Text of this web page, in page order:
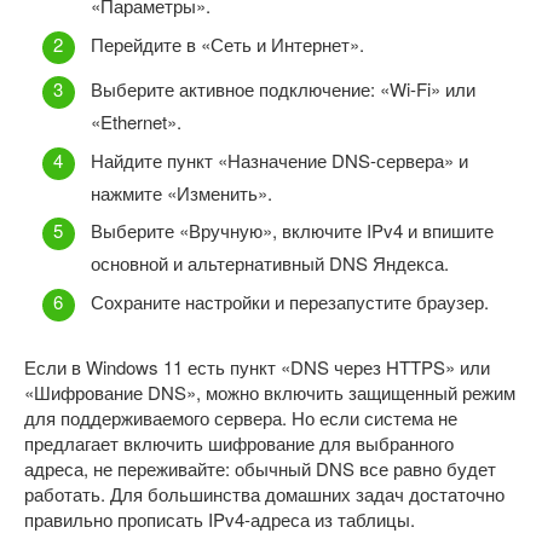
«Параметры».
Перейдите в «Сеть и Интернет».
Выберите активное подключение: «Wi-Fi» или
«Ethernet».
Найдите пункт «Назначение DNS-сервера» и
нажмите «Изменить».
Выберите «Вручную», включите IPv4 и впишите
основной и альтернативный DNS Яндекса.
Сохраните настройки и перезапустите браузер.
Если в Windows 11 есть пункт «DNS через HTTPS» или
«Шифрование DNS», можно включить защищенный режим
для поддерживаемого сервера. Но если система не
предлагает включить шифрование для выбранного
адреса, не переживайте: обычный DNS все равно будет
работать. Для большинства домашних задач достаточно
правильно прописать IPv4-адреса из таблицы.